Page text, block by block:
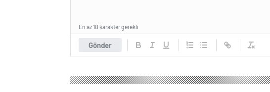
Gönder
En az 10 karakter gerekli